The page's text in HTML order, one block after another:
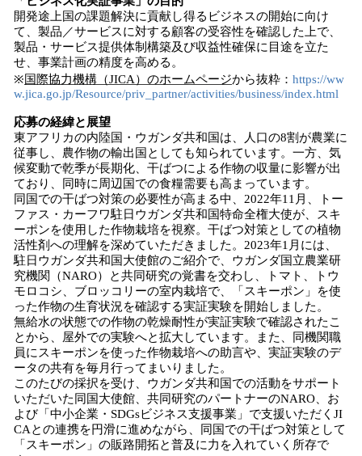
開発途上国の課題解決に貢献し得るビジネスの開始に向け
て、製品／サービスに対する顧客の受容性を確認した上で、
製品・サービス提供体制構築及び収益性確保に目途を立た
せ、事業計画の精度を高める。
※ 国際協力機構（JICA）のホームページから抜粋： https://ww
w.jica.go.jp/Resource/priv_partner/activities/business/index.html
応募の経緯と展望
東アフリカの内陸国・ウガンダ共和国は、人口の8割が農業に
従事し、農作物の輸出国としても知られています。一方、気
候変動で乾季が長期化、干ばつによる作物の収量に影響が出
ており、同時に周辺国での食糧需要も高まっています。
同国での干ばつ対策の必要性が高まる中、2022年11月、トー
ファス・カーフワ駐日ウガンダ共和国特命全権大使が、スキ
ーポンを使用した作物栽培を視察。干ばつ対策としての植物
活性剤への理解を深めていただきました。2023年1月には、
駐日ウガンダ共和国大使館のご紹介で、ウガンダ国立農業研
究機関（NARO）と共同研究の覚書を交わし、トマト、トウ
モロコシ、ブロッコリーの室内栽培で、「スキーポン」を使
った作物の生育状況を確認する実証実験を開始しました。
無給水の状態での作物の乾燥耐性が実証実験で確認されたこ
とから、屋外での実験へと拡大しています。また、同機関職
員にスキーポンを使った作物栽培への助言や、実証実験のデ
ータの共有を毎月行ってまいりました。
このたびの採択を受け、ウガンダ共和国での活動をサポート
いただいた同国大使館、共同研究のパートナーのNARO、お
よび「中小企業・SDGsビジネス支援事業」で支援いただくJI
CAとの連携を円滑に進めながら、同国での干ばつ対策として
「スキーポン」の販路開拓と普及に力を入れていく所存で